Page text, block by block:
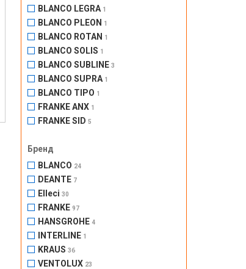
BLANCO LEGRA 1
BLANCO PLEON 1
BLANCO ROTAN 1
BLANCO SOLIS 1
BLANCO SUBLINE3
BLANCO SUPRA 1
BLANCO TIPO 1
FRANKE ANX 1
FRANKE SID5
Бренд
BLANCO 24
DEANTE 7
Elleci30
FRANKE97
HANSGROHE4
INTERLINE 1
KRAUS36
VENTOLUX 23